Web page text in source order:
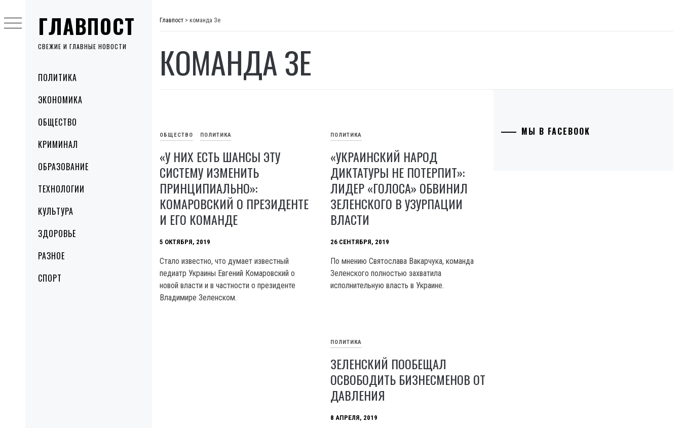
ГЛАВПОСТ
СВЕЖИЕ И ГЛАВНЫЕ НОВОСТИ
MenuПОЛИТИКА
ЭКОНОМИКА
ОБЩЕСТВО
КРИМИНАЛ
ОБРАЗОВАНИЕ
ТЕХНОЛОГИИ
КУЛЬТУРА
ЗДОРОВЬЕ
РАЗНОЕ
СПОРТ
to
content
Главпост > команда Зе
КОМАНДА ЗЕ
ОБЩЕСТВО ПОЛИТИКА
«У НИХ ЕСТЬ ШАНСЫ ЭТУ
СИСТЕМУ ИЗМЕНИТЬ
ПРИНЦИПИАЛЬНО»:
КОМАРОВСКИЙ О ПРЕЗИДЕНТЕ
И ЕГО КОМАНДЕ
5 ОКТЯБРЯ, 2019
Стало известно, что думает известный
педиатр Украины Евгений Комаровский о
новой власти и в частности о президенте
Владимире Зеленском.
ПОЛИТИКА
«УКРАИНСКИЙ НАРОД
ДИКТАТУРЫ НЕ ПОТЕРПИТ»:
ЛИДЕР «ГОЛОСА» ОБВИНИЛ
ЗЕЛЕНСКОГО В УЗУРПАЦИИ
ВЛАСТИ
26 СЕНТЯБРЯ, 2019
По мнению Святослава Вакарчука, команда
Зеленского полностью захватила
исполнительную власть в Украине.
ПОЛИТИКА
ЗЕЛЕНСКИЙ ПООБЕЩАЛ
ОСВОБОДИТЬ БИЗНЕСМЕНОВ ОТ
ДАВЛЕНИЯ
8 АПРЕЛЯ, 2019
МЫ В FACEBOOK